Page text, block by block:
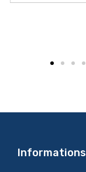
Informations